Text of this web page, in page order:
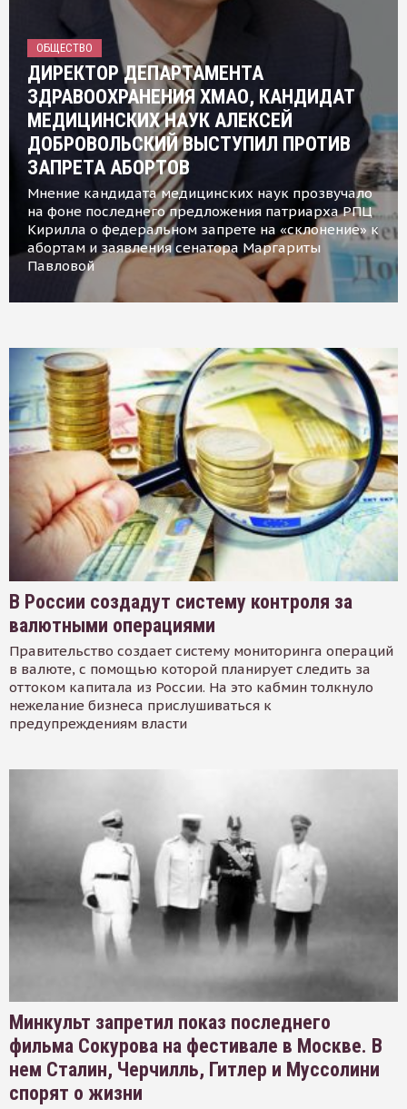
ОБЩЕСТВО
ДИРЕКТОР ДЕПАРТАМЕНТА
ЗДРАВООХРАНЕНИЯ ХМАО, КАНДИДАТ
МЕДИЦИНСКИХ НАУК АЛЕКСЕЙ
ДОБРОВОЛЬСКИЙ ВЫСТУПИЛ ПРОТИВ
ЗАПРЕТА АБОРТОВ
Мнение кандидата медицинских наук прозвучало
на фоне последнего предложения патриарха РПЦ
Кирилла о федеральном запрете на «склонение» к
абортам и заявления сенатора Маргариты
Павловой
В России создадут систему контроля за
валютными операциями
Правительство создает систему мониторинга операций
в валюте, с помощью которой планирует следить за
оттоком капитала из России. На это кабмин толкнуло
нежелание бизнеса прислушиваться к
предупреждениям власти
Минкульт запретил показ последнего
фильма Сокурова на фестивале в Москве. В
нем Сталин, Черчилль, Гитлер и Муссолини
спорят о жизни